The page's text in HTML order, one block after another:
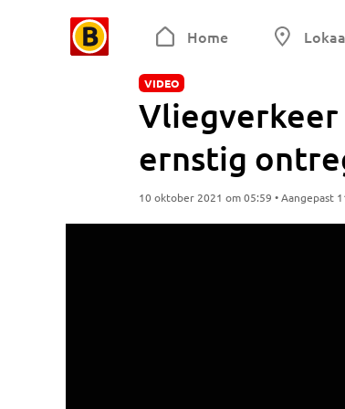
Home
VIDEO
ernstig
10 oktober 2021 om 05:59 • Aangepast